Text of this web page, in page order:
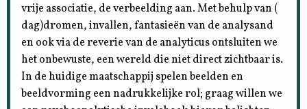
vrije associatie, de verbeelding aan. Met behulp van (
dag)dromen, invallen, fantasieën van de analysand
en ook via de reverie van de analyticus ontsluiten we
het onbewuste, een wereld die niet direct zichtbaar is.
In de huidige maatschappij spelen beelden en
beeldvorming een nadrukkelijke rol; graag willen we